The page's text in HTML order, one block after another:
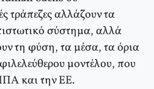
τράπεζες αλλάζουν τα
σύστημα, αλλά
τη φύση, τα μέσα, τα όρια
μοντέλου, που
και την ΕΕ.